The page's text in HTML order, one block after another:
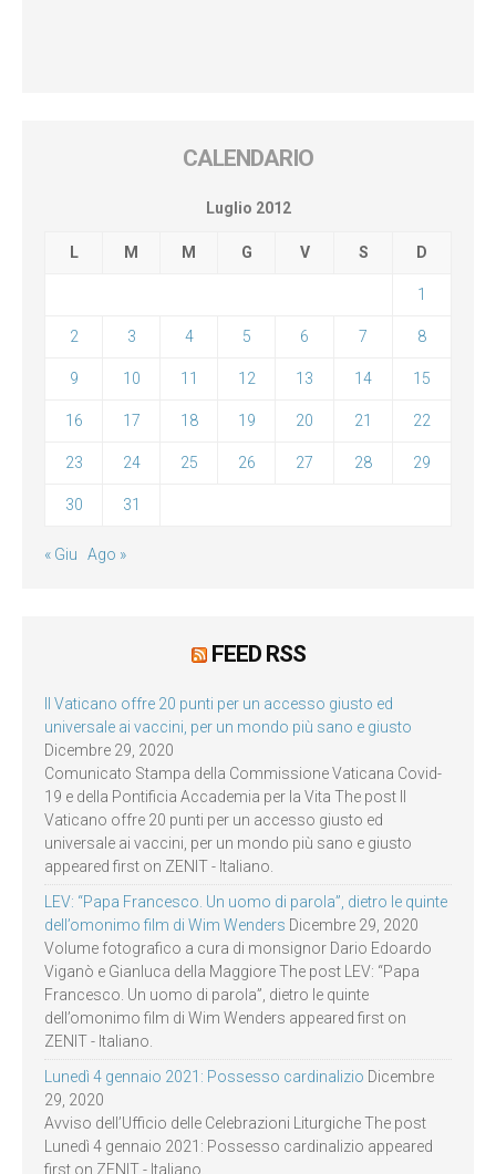
CALENDARIO
Luglio 2012
L M M G V S D
1
2 3 4 5 6 7 8
9 10 11 12 13 14 15
16 17 18 19 20 21 22
23 24 25 26 27 28 29
30 31
« Giu Ago »
FEED RSS
Il Vaticano offre 20 punti per un accesso giusto ed
universale ai vaccini, per un mondo più sano e giusto
Dicembre 29, 2020
Comunicato Stampa della Commissione Vaticana Covid-
19 e della Pontificia Accademia per la Vita The post Il
Vaticano offre 20 punti per un accesso giusto ed
universale ai vaccini, per un mondo più sano e giusto
appeared first on ZENIT - Italiano.
LEV: “Papa Francesco. Un uomo di parola”, dietro le quinte
dell’omonimo film di Wim Wenders Dicembre 29, 2020
Volume fotografico a cura di monsignor Dario Edoardo
Viganò e Gianluca della Maggiore The post LEV: “Papa
Francesco. Un uomo di parola”, dietro le quinte
dell’omonimo film di Wim Wenders appeared first on
ZENIT - Italiano.
Lunedì 4 gennaio 2021: Possesso cardinalizio Dicembre
29, 2020
Avviso dell’Ufficio delle Celebrazioni Liturgiche The post
Lunedì 4 gennaio 2021: Possesso cardinalizio appeared
first on ZENIT - Italiano.